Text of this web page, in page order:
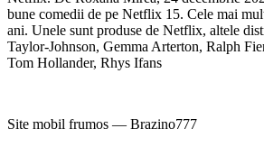
bune comedii de pe Netflix 15. Cele mai
ani. Unele sunt produse de Netflix, altele
Taylor-Johnson, Gemma Arterton, Ralph
Tom Hollander, Rhys Ifans
Site mobil frumos — Brazino777